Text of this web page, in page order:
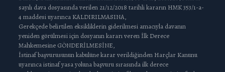
sayılı dava dosyasında verilen 21/12/2018 tarihli kararın HMK 353/1-a-
4 maddesi uyarınca KALDIRILMASINA,
Gerekçede belirtilen eksikliklerin giderilmesi amacıyla davanın
yeniden görülmesi için dosyanın kararı veren İlk Derece
Mahkemesine GÖNDERİLMESİNE,
İstinaf başvurusunun kabulüne karar verildiğinden Harçlar Kanunu
uyarınca istinaf yasa yoluna başvuru sırasında ilk derece